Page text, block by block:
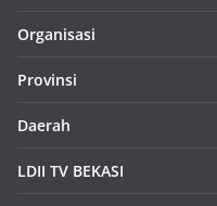
Organisasi
Provinsi
Daerah
LDII TV BEKASI